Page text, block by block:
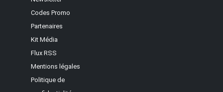
Codes Promo
Partenaires
Kit Média
Flux RSS
Mentions légales
Politique de